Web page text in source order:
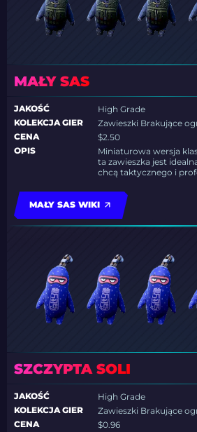
MAŁY SAS
JAKOŚĆ
High Grade
KOLEKCJA GIER
Zawieszki Brakujące
CENA
$2.50
OPIS
Miniaturowa wersja
ta zawieszka jest
chcą taktycznego i
MAŁY SAS WIKI
SZCZYPTA SOLI
JAKOŚĆ
High Grade
KOLEKCJA GIER
Zawieszki Brakujące
CENA
$0.96